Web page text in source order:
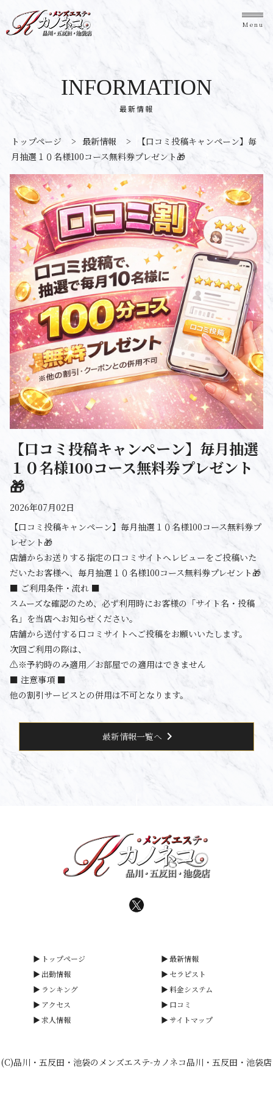
Menu
最新情報
INFORMATION
トップページ > 最新情報 >
【口コミ投稿キャンペーン】毎
月抽選１０名様100コース無料券プレゼント🎁
【口コミ投稿キャンペーン】毎月抽選
１０名様100コース無料券プレゼント
🎁
2026年07月02日
【口コミ投稿キャンペーン】毎月抽選１０名様100コース無料券プ
レゼント🎁
店舗からお送りする指定の口コミサイトへレビューをご投稿いた
だいたお客様へ、毎月抽選１０名様100コース無料券プレゼント🎁
■ ご利用条件・流れ ■
スムーズな確認のため、必ず利用時にお客様の「サイト名・投稿
名」を当店へお知らせください。
店舗から送付する口コミサイトへご投稿をお願いいたします。
次回ご利用の際は、
⚠️※予約時のみ適用／お部屋での適用はできません
■ 注意事項 ■
他の割引サービスとの併用は不可となります。
最新情報一覧へ chevron_right
トップページ
最新情報
出勤情報
セラピスト
ランキング
料金システム
アクセス
口コミ
求人情報
サイトマップ
(C)品川・五反田・池袋のメンズエステ-カノネコ品川・五反田・池袋店